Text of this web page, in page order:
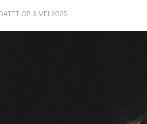
OP 3 MEI 2025